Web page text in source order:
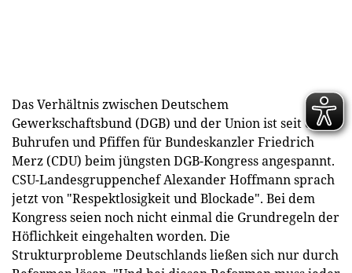
Das Verhältnis zwischen Deutschem
Gewerkschaftsbund (DGB) und der Union ist seit den
Buhrufen und Pfiffen für Bundeskanzler Friedrich
Merz (CDU) beim jüngsten DGB-Kongress angespannt.
CSU-Landesgruppenchef Alexander Hoffmann sprach
jetzt von "Respektlosigkeit und Blockade". Bei dem
Kongress seien noch nicht einmal die Grundregeln der
Höflichkeit eingehalten worden. Die
Strukturprobleme Deutschlands ließen sich nur durch